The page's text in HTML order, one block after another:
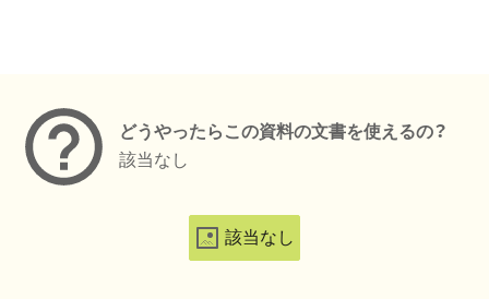
どうやったらこの資料の文書を使えるの？
該当なし
該当なし